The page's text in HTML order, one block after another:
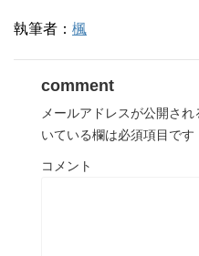
執筆者： 楓
comment
メールアドレスが公開され
いている欄は必須項目です
コメント